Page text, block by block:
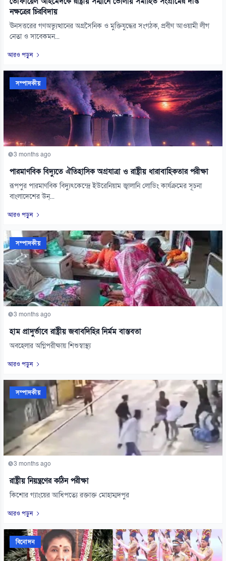
নক্ষত্রের চিরবিদায়
ঊনসত্তরের গণঅভ্যুত্থানের অগ্রসৈনিক ও মুক্তিযুদ্ধের সংগঠক, প্রবীণ আওয়ামী লীগ
নেতা ও সাবেকমন...
আরও পড়ুন
সম্পাদকীয়
3 months ago
পারমাণবিক বিদ্যুতে ঐতিহাসিক অগ্রযাত্রা ও রাষ্ট্রীয় ধারাবাহিকতার পরীক্ষা
রূপপুর পারমাণবিক বিদ্যুৎকেন্দ্রে ইউরেনিয়াম জ্বালানি লোডিং কার্যক্রমের সূচনা
বাংলাদেশের উন্...
আরও পড়ুন
সম্পাদকীয়
3 months ago
হাম প্রাদুর্ভাবে রাষ্ট্রীয় জবাবদিহির নির্মম বাস্তবতা
অবহেলার অগ্নিপরীক্ষায় শিশুস্বাস্থ্য
আরও পড়ুন
সম্পাদকীয়
3 months ago
রাষ্ট্রীয় নিয়ন্ত্রণের কঠিন পরীক্ষা
কিশোর গ্যাংয়ের আধিপত্যে রক্তাক্ত মোহাম্মদপুর
আরও পড়ুন
বিনোদন